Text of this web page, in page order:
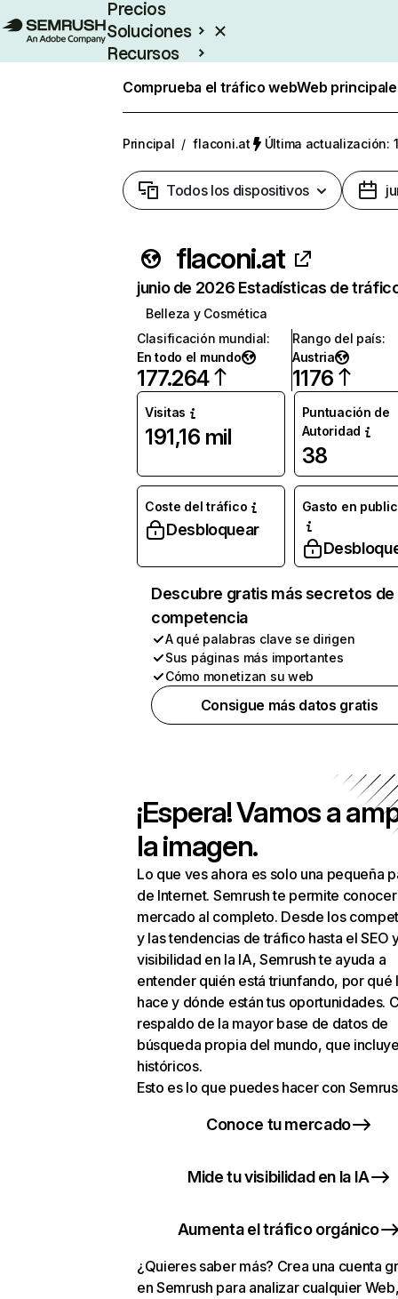
Precios
Soluciones
Recursos
Comprueba el tráfico webWeb
Principal / flaconi.at Última actualización:
Todos los dispositivos
flaconi.at
junio de 2026 Estadísticas de
Belleza y Cosmética
Clasificación mundial:
En todo el mundo
177.264
Rango del país:
Austria
1176
Visitas
191,16 mil
Puntuación de
Autoridad
38
Coste del tráfico
Desbloquear
Gasto en
Descubre gratis más secretos de
competencia
A qué palabras clave se dirigen
Sus páginas más importantes
Cómo monetizan su web
Consigue más datos gratis
¡Espera! Vamos a
la imagen.
Lo que ves ahora es solo una pequeña
de Internet. Semrush te permite
mercado al completo. Desde los
y las tendencias de tráfico hasta el SEO
visibilidad en la IA, Semrush te ayuda a
entender quién está triunfando, por qué
hace y dónde están tus oportunidades.
respaldo de la mayor base de datos de
búsqueda propia del mundo, que
históricos.
Esto es lo que puedes hacer con
Conoce tu mercado
Mide tu visibilidad en la IA
Aumenta el tráfico orgánico
¿Quieres saber más? Crea una cuenta
en Semrush para analizar cualquier